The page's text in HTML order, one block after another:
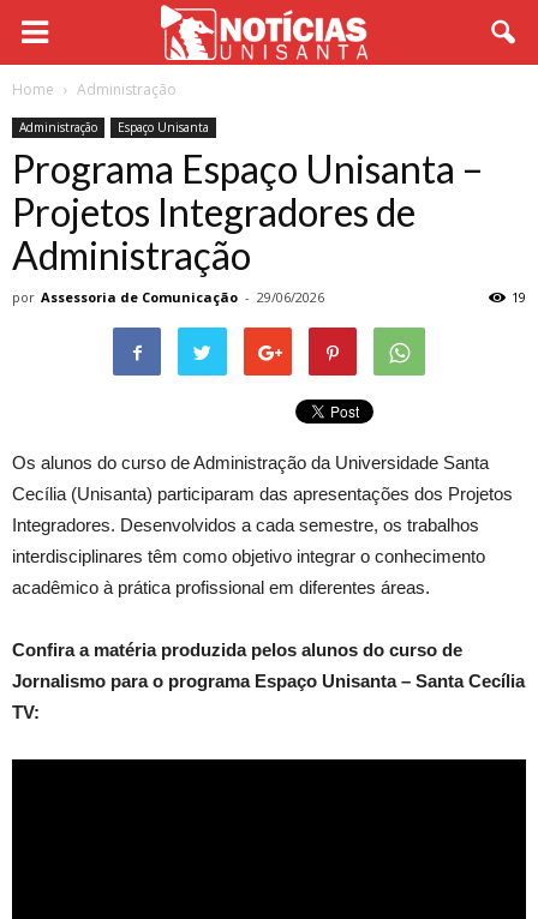
Home Administração
Administração Espaço Unisanta
Programa Espaço Unisanta –
Projetos Integradores de
Administração
por Assessoria de Comunicação - 29/06/2026 19
Os alunos do curso de Administração da Universidade Santa
Cecília (Unisanta) participaram das apresentações dos Projetos
Integradores. Desenvolvidos a cada semestre, os trabalhos
interdisciplinares têm como objetivo integrar o conhecimento
acadêmico à prática profissional em diferentes áreas.
Confira a matéria produzida pelos alunos do curso de
Jornalismo para o programa Espaço Unisanta – Santa Cecília
TV: